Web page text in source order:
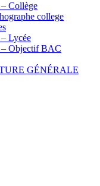
Collège
college
Lycée
– Objectif BAC
GÉNÉRALE